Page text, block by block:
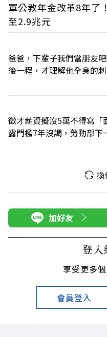
軍公教年金改革8年了
至2.9兆元
爸爸，下輩子我們當朋友
後一程，才理解他全身的刺
徵才薪資擬沒5萬不得寫「
露門檻7年沒調，勞動部下
加好友
登入
享受更多
會員登入